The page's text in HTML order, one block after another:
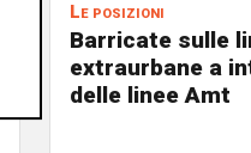
Le posizioni
Barricate sulle
extraurbane a
delle linee Amt